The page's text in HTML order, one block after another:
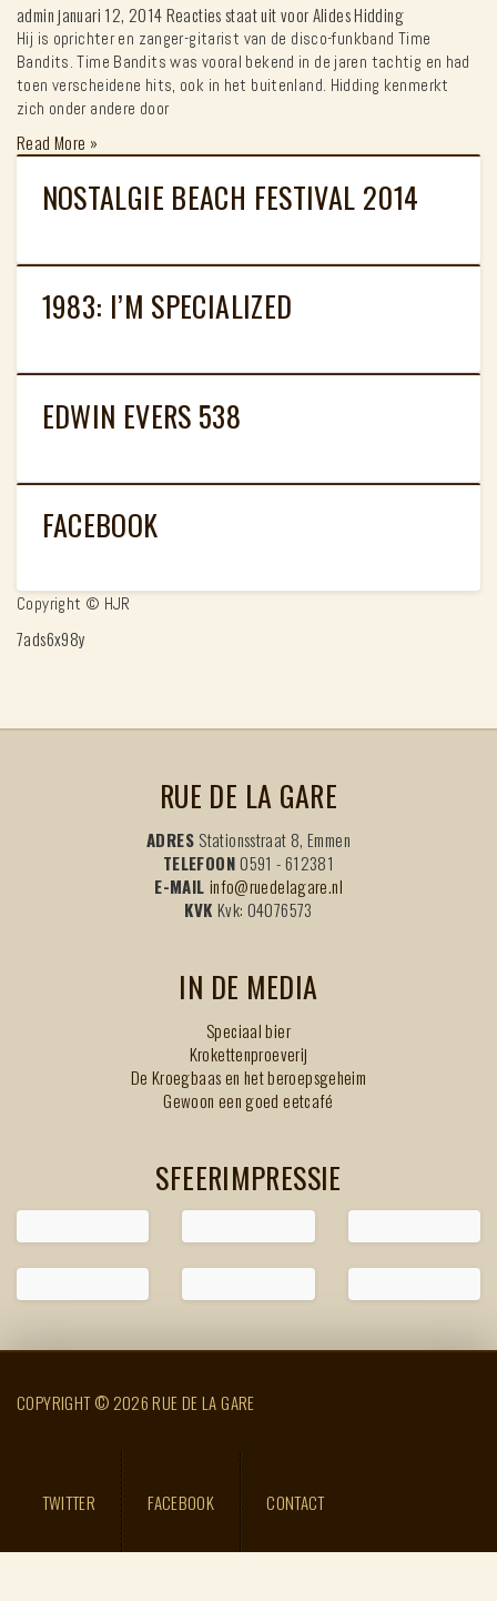
adminjanuari 12, 2014Reacties staat uitvoor Alides Hidding
Hij is oprichter en zanger-gitarist van de disco-funkband Time
Bandits. Time Bandits was vooral bekend in de jaren tachtig en had
toen verscheidene hits, ook in het buitenland. Hidding kenmerkt
zich onder andere door
Read More »
NOSTALGIE BEACH FESTIVAL 2014
1983: I’M SPECIALIZED
EDWIN EVERS 538
FACEBOOK
Copyright © HJR
7ads6x98y
RUE DE LA GARE
ADRES Stationsstraat 8, Emmen
TELEFOON0591 - 612381
E-MAIL info@ruedelagare.nl
KVK Kvk: 04076573
IN DE MEDIA
Speciaal bier
Krokettenproeverij
De Kroegbaas en het beroepsgeheim
Gewoon een goed eetcafé
SFEERIMPRESSIE
COPYRIGHT © 2026 RUE DE LA GARE
TWITTER FACEBOOK CONTACT